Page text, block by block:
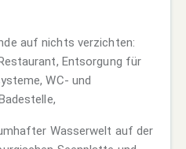
auf nichts verzichten:
Entsorgung für
WC- und
Wasserwelt auf der